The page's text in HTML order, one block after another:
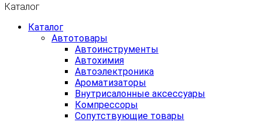
Каталог
Каталог
Автотовары
Автоинструменты
Автохимия
Автоэлектроника
Ароматизаторы
Внутрисалонные аксессуары
Компрессоры
Сопутствующие товары